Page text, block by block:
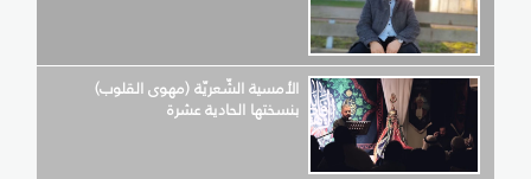
الأمسية الشّعريّة (مهوى القلوب)
بنسختها الحادية عشرة